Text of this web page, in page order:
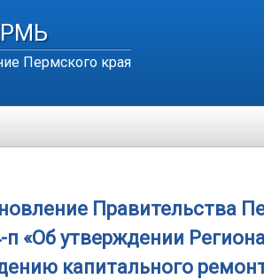
Пермского края
Правительства
п «Об утверждении
капитального